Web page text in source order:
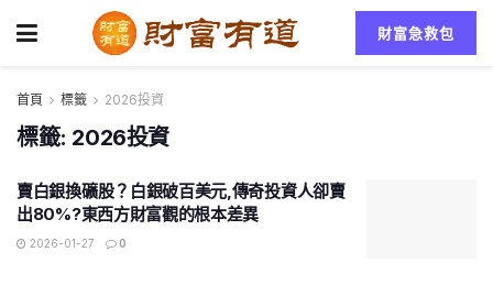
財富急救包
首頁 標籤 2026投資
標籤: 2026投資
賣白銀換礦股？白銀破百美元,傳奇投資人卻賣
出80%?東西方財富觀的根本差異
2026-01-27 0